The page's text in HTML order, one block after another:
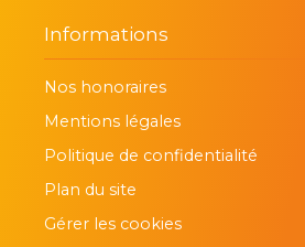
Informations
Nos honoraires
Mentions légales
Politique de confidentialité
Plan du site
Gérer les cookies